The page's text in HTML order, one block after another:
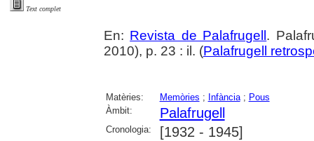
Text complet
En: Revista de Palafrugell .
2010), p. 23 : il. (Palafrugell
Matèries: Memòries ; Infància; Pous
Àmbit:
Palafrugell
Cronologia: [1932 - 1945]